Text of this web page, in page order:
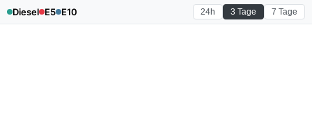
Diesel E5 E10 24h 3 Tage 7 Tage